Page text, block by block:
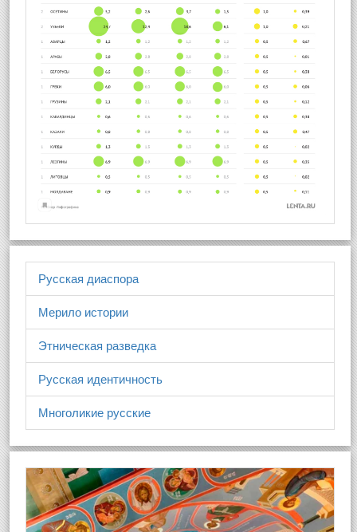
Русская диаспора
Мерило истории
Этническая разведка
Русская идентичность
Многоликие русские